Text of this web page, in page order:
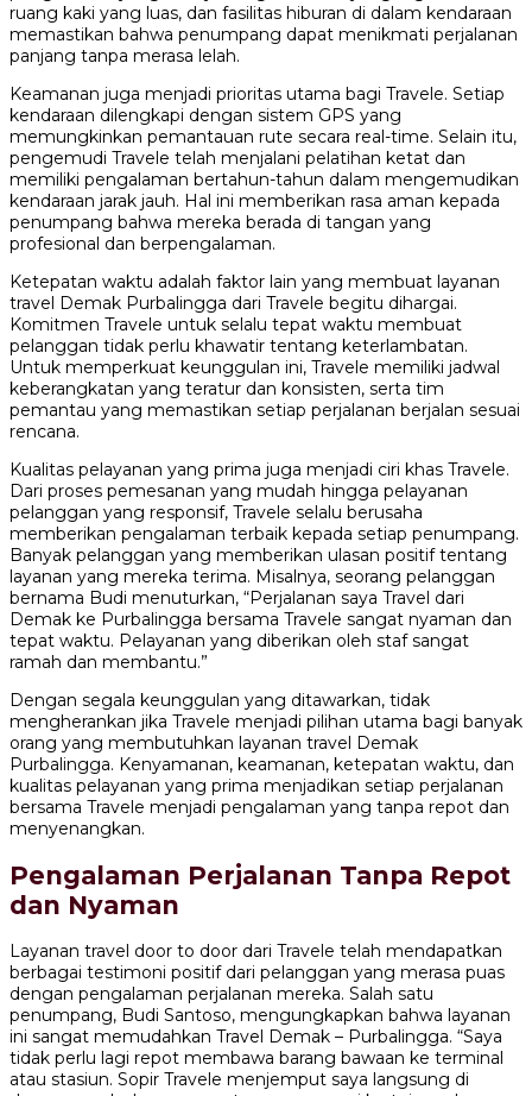
ruang kaki yang luas, dan fasilitas hiburan di dalam kendaraan
memastikan bahwa penumpang dapat menikmati perjalanan
panjang tanpa merasa lelah.
Keamanan juga menjadi prioritas utama bagi Travele. Setiap
kendaraan dilengkapi dengan sistem GPS yang
memungkinkan pemantauan rute secara real-time. Selain itu,
pengemudi Travele telah menjalani pelatihan ketat dan
memiliki pengalaman bertahun-tahun dalam mengemudikan
kendaraan jarak jauh. Hal ini memberikan rasa aman kepada
penumpang bahwa mereka berada di tangan yang
profesional dan berpengalaman.
Ketepatan waktu adalah faktor lain yang membuat layanan
travel Demak Purbalingga dari Travele begitu dihargai.
Komitmen Travele untuk selalu tepat waktu membuat
pelanggan tidak perlu khawatir tentang keterlambatan.
Untuk memperkuat keunggulan ini, Travele memiliki jadwal
keberangkatan yang teratur dan konsisten, serta tim
pemantau yang memastikan setiap perjalanan berjalan sesuai
rencana.
Kualitas pelayanan yang prima juga menjadi ciri khas Travele.
Dari proses pemesanan yang mudah hingga pelayanan
pelanggan yang responsif, Travele selalu berusaha
memberikan pengalaman terbaik kepada setiap penumpang.
Banyak pelanggan yang memberikan ulasan positif tentang
layanan yang mereka terima. Misalnya, seorang pelanggan
bernama Budi menuturkan, “Perjalanan saya Travel dari
Demak ke Purbalingga bersama Travele sangat nyaman dan
tepat waktu. Pelayanan yang diberikan oleh staf sangat
ramah dan membantu.”
Dengan segala keunggulan yang ditawarkan, tidak
mengherankan jika Travele menjadi pilihan utama bagi banyak
orang yang membutuhkan layanan travel Demak
Purbalingga. Kenyamanan, keamanan, ketepatan waktu, dan
kualitas pelayanan yang prima menjadikan setiap perjalanan
bersama Travele menjadi pengalaman yang tanpa repot dan
menyenangkan.
Pengalaman Perjalanan Tanpa Repot
dan Nyaman
Layanan travel door to door dari Travele telah mendapatkan
berbagai testimoni positif dari pelanggan yang merasa puas
dengan pengalaman perjalanan mereka. Salah satu
penumpang, Budi Santoso, mengungkapkan bahwa layanan
ini sangat memudahkan Travel Demak – Purbalingga. “Saya
tidak perlu lagi repot membawa barang bawaan ke terminal
atau stasiun. Sopir Travele menjemput saya langsung di